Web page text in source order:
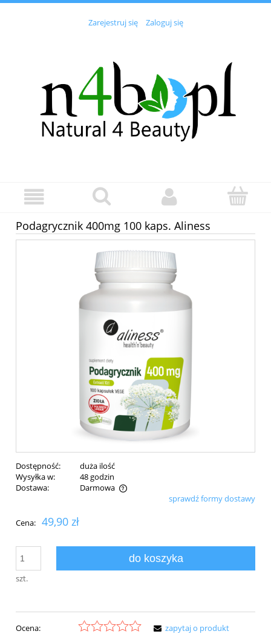
Zarejestruj się Zaloguj się
Podagrycznik 400mg 100 kaps. Aliness
Dostępność:
duża ilość
Wysyłka w:
48 godzin
Dostawa:
Darmowa
Cena nie zawiera ewentualnych kosztów płatnościsprawdź formy dostawy
Cena: 49,90 zł
szt.
do koszyka
Ocena:
zapytaj o produkt